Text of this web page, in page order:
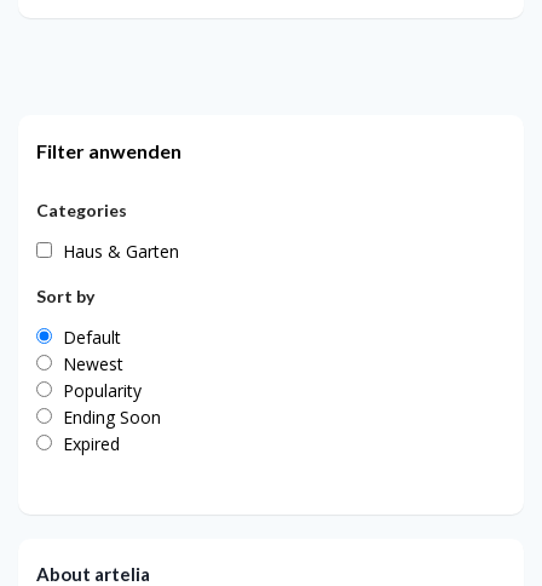
Filter anwenden
Categories
Haus & Garten
Sort by
Default
Newest
Popularity
Ending Soon
Expired
About artelia